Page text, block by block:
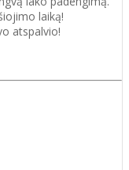
laiką!
atspalvio!